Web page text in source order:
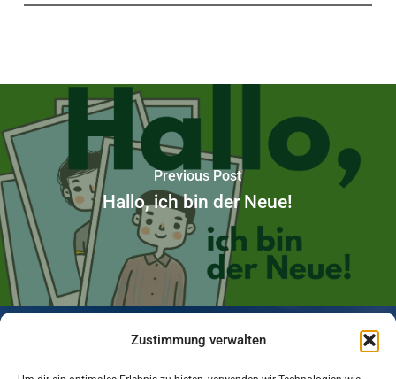
Zustimmung verwalten
Previous Post
Hallo, ich bin der Neue!